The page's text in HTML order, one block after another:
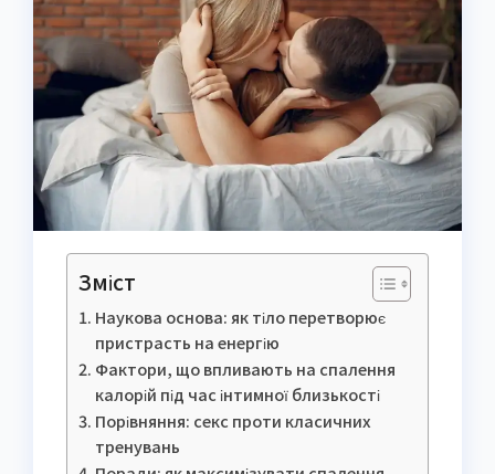
Зміст
Наукова основа: як тіло перетворює
пристрасть на енергію
Фактори, що впливають на спалення
калорій під час інтимної близькості
Порівняння: секс проти класичних
тренувань